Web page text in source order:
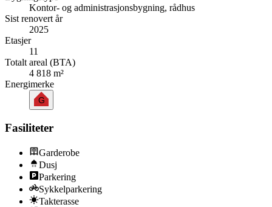
Kontor- og administrasjonsbygning, rådhus
Sist renovert år
2025
Etasjer
11
Totalt areal (BTA)
4 818 m²
Energimerke
G
Fasiliteter
Garderobe
Dusj
Parkering
Sykkelparkering
Takterasse